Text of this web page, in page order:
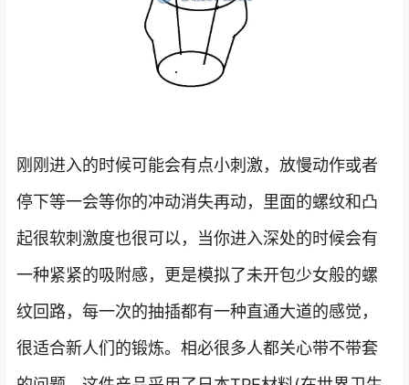
刚刚进入的时候可能会有点小刺激，放慢动作或者
停下等一会等你的冲动消失再动，里面的螺纹和凸
起很软刺激度也很可以，当你进入深处的时候会有
一种紧紧的吸附感，更是模拟了未开包少女般的螺
纹回路，每一次的抽插都有一种直通大道的感觉，
很适合新人们的锻炼。相必很多人都关心带不带套